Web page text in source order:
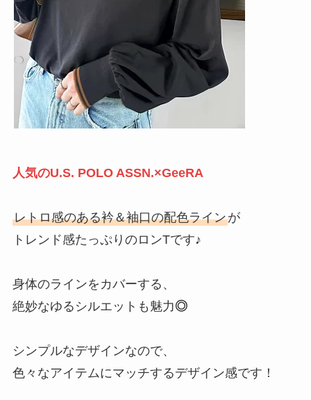
人気のU.S. POLO ASSN.×GeeRA
レトロ感のある衿＆袖口の配色ラインが
トレンド感たっぷりのロンTです♪
身体のラインをカバーする、
絶妙なゆるシルエットも魅力◎
シンプルなデザインなので、
色々なアイテムにマッチするデザイン感です！